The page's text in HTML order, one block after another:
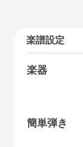
楽譜設定
楽器
簡単弾き